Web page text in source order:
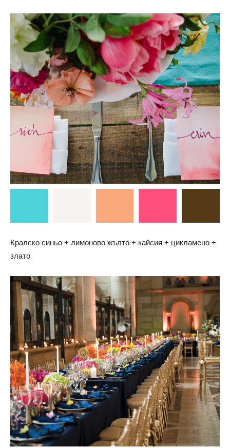
Кралско синьо + лимоново жълто + кайсия + цикламено +
злато